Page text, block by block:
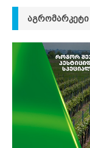
ᲐᲒᲠᲝᲛᲐᲠᲙᲔᲢᲘ